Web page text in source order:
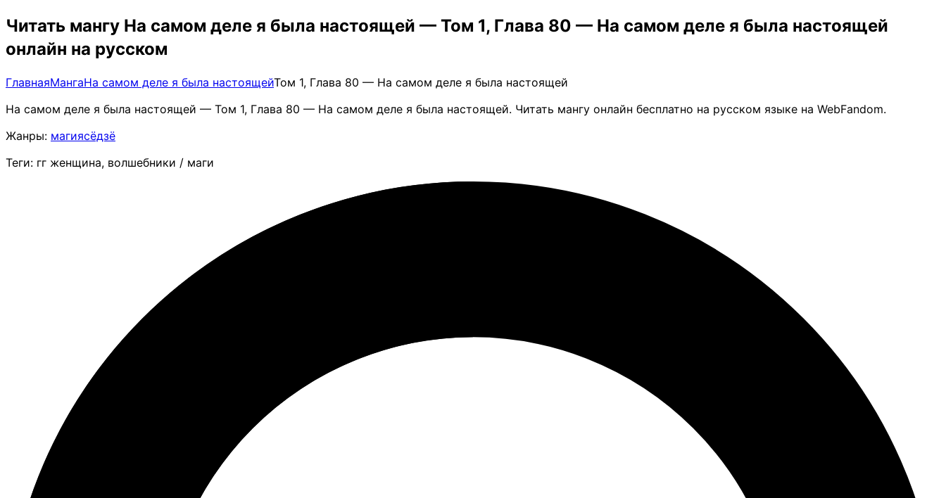
Читать мангу На самом деле я была настоящей — Том 1, Глава 80 — На самом деле я была настоящей
онлайн на русском
ГлавнаяМангаНа самом деле я была настоящейТом 1, Глава 80 — На самом деле я была настоящей
На самом деле я была настоящей — Том 1, Глава 80 — На самом деле я была настоящей. Читать мангу онлайн бесплатно на русском языке на WebFandom.
Жанры: магиясёдзё
Теги: гг женщина, волшебники / маги